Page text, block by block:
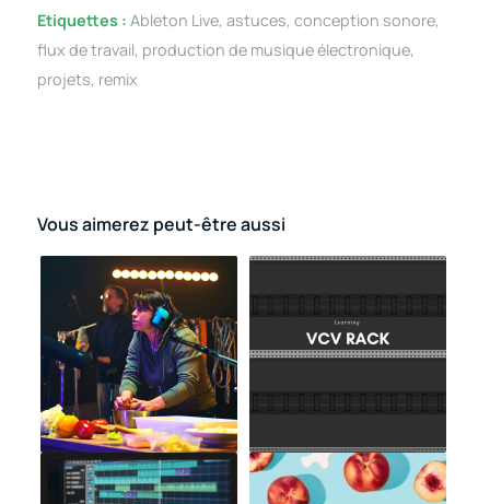
Etiquettes : Ableton Live, astuces, conception sonore,
flux de travail, production de musique électronique,
projets, remix
Vous aimerez peut-être aussi